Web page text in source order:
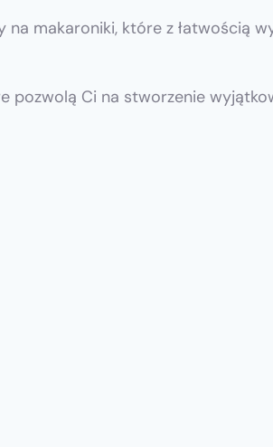
makaroniki, które z łatwością
pozwolą Ci na stworzenie